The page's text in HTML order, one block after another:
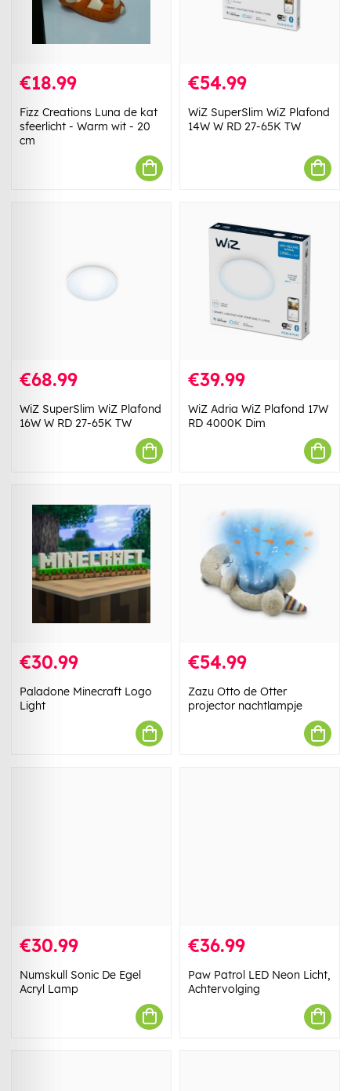
€18.99
Fizz Creations Luna de kat
sfeerlicht - Warm wit - 20
cm
€54.99
WiZ SuperSlim WiZ Plafond
14W W RD 27-65K TW
€68.99
WiZ SuperSlim WiZ Plafond
16W W RD 27-65K TW
€39.99
WiZ Adria WiZ Plafond 17W
RD 4000K Dim
€30.99
Paladone Minecraft Logo
Light
€54.99
Zazu Otto de Otter
projector nachtlampje
€30.99
Numskull Sonic De Egel
Acryl Lamp
€36.99
Paw Patrol LED Neon Licht,
Achtervolging